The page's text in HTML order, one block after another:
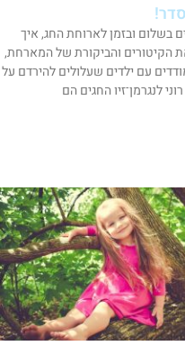
בשלום ובזמן לארוחת החג, איך
הקיטורים והביקורת של המארחת,
עם ילדים שעלולים להירדם על
לנגרמן־זיו החגים הם